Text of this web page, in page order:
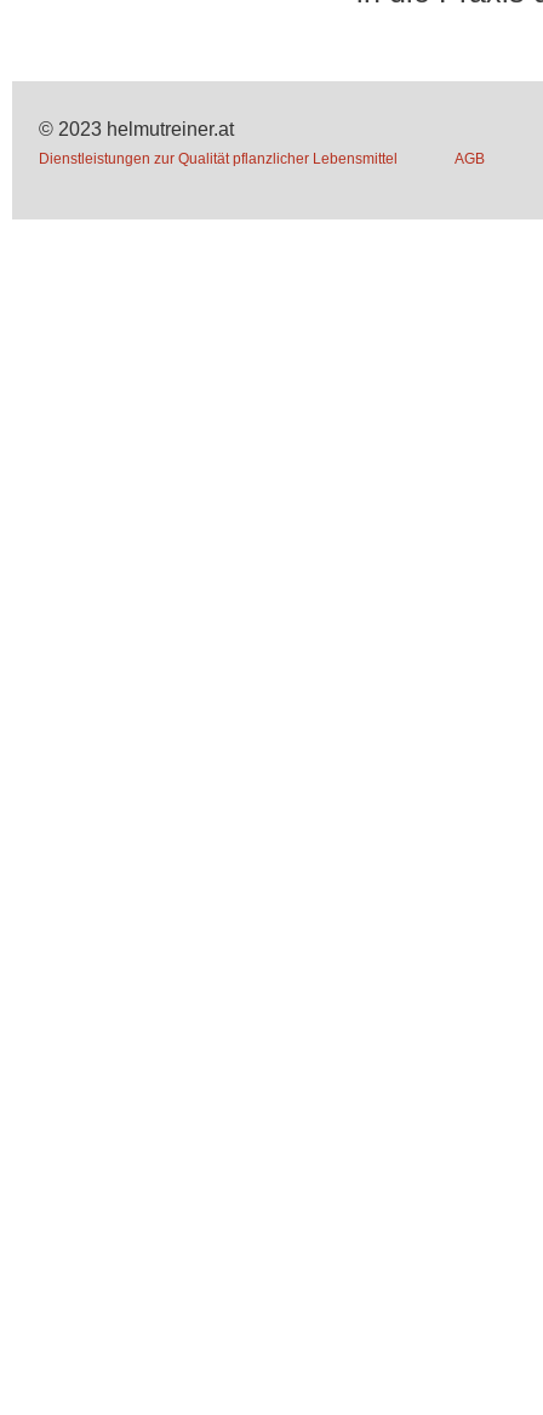
© 2023 helmutreiner.at
Dienstleistungen zur Qualität pflanzlicher Lebensmittel AGB